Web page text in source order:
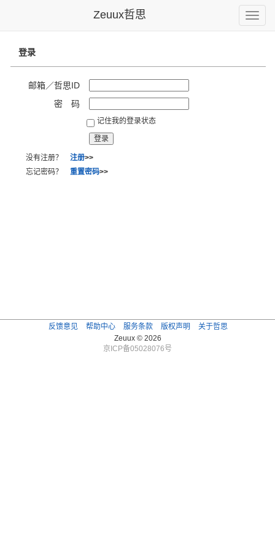
Toggle
Zeuux哲思
登录
邮箱／哲思ID
密 码
记住我的登录状态
没有注册？ 注册>>
忘记密码？ 重置密码>>
反馈意见 帮助中心 服务条款 版权声明
关于哲思
Zeuux © 2026
京ICP备05028076号